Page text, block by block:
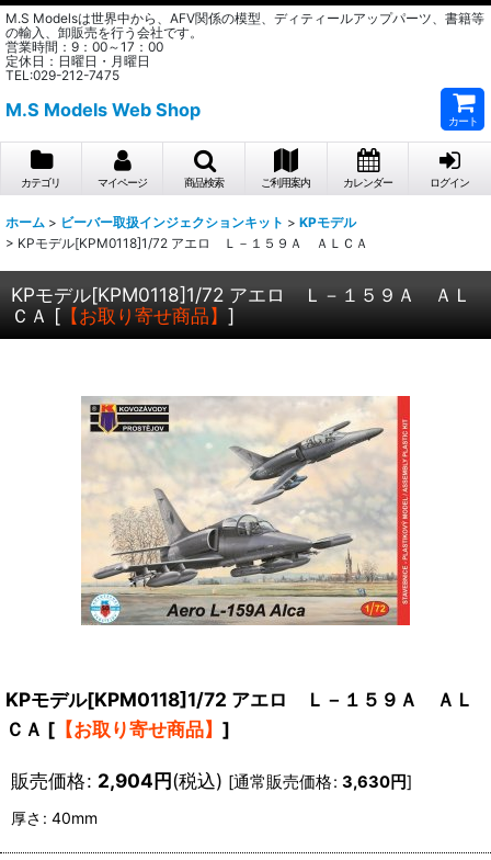
M.S Modelsは世界中から、AFV関係の模型、ディティールアップパーツ、書籍等
の輸入、卸販売を行う会社です。
営業時間：9：00～17：00
定休日：日曜日・月曜日
TEL:029-212-7475
M.S Models Web Shop
カート
カテゴリ マイページ 商品検索 ご利用案内 カレンダー ログイン
ホーム > ビーバー取扱インジェクションキット > KPモデル
> KPモデル[KPM0118]1/72 アエロ Ｌ－１５９Ａ ＡＬＣＡ
KPモデル[KPM0118]1/72 アエロ Ｌ－１５９Ａ ＡＬ
ＣＡ [ 【お取り寄せ商品】 ]
KPモデル[KPM0118]1/72 アエロ Ｌ－１５９Ａ ＡＬ
ＣＡ [ 【お取り寄せ商品】 ]
販売価格: 2,904円(税込) [通常販売価格: 3,630円]
厚さ : 40mm